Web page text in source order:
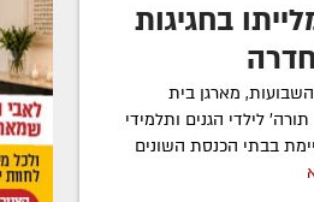
בחגיגות
מארגן בית
לילדי הגנים ותלמידי
בבתי הכנסת השונים